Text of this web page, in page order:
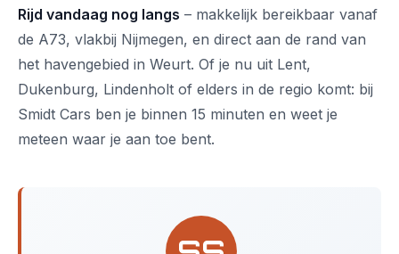
Rijd vandaag nog langs – makkelijk bereikbaar vanaf
de A73, vlakbij Nijmegen, en direct aan de rand van
het havengebied in Weurt. Of je nu uit Lent,
Dukenburg, Lindenholt of elders in de regio komt: bij
Smidt Cars ben je binnen 15 minuten en weet je
meteen waar je aan toe bent.